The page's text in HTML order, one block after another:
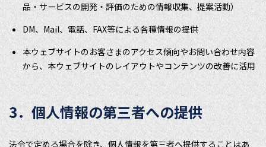
品・サービスの開発・評価のための情報収集、提案活動）
DM、Mail、電話、FAX等による各種情報の提供
本ウェブサイトのお客さまのアクセス傾向やお問い合わせ内容
から、本ウェブサイトのレイアウトやコンテンツの改善に活用
3．個人情報の第三者への提供
法令で定める場合を除き、個人情報を第三者へ提供することはあ